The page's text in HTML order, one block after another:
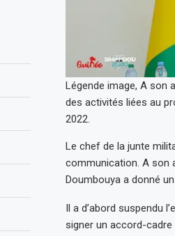
Légende image, A son
des activités liées au
2022.
Le chef de la junte
communication. A son
Doumbouya a donné
Il a d’abord suspendu
signer un accord-